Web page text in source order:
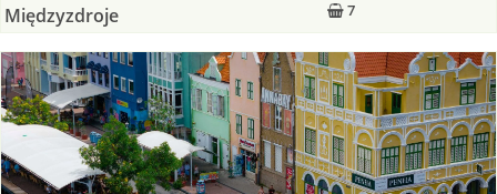
7
Międzyzdroje